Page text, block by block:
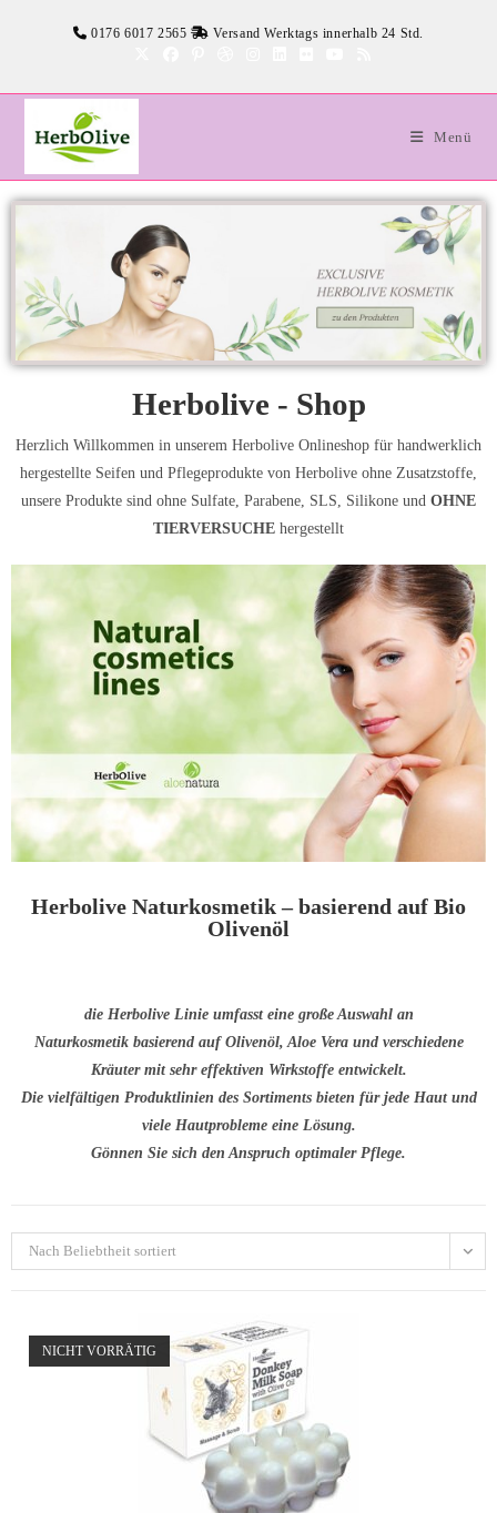
0176 6017 2565 Versand Werktags innerhalb 24 Std.
Menü
Herbolive - Shop
Herzlich Willkommen in unserem Herbolive Onlineshop für handwerklich
hergestellte Seifen und Pflegeprodukte von Herbolive ohne Zusatzstoffe,
unsere Produkte sind ohne Sulfate, Parabene, SLS, Silikone und OHNE
TIERVERSUCHE hergestellt
Herbolive Naturkosmetik – basierend auf Bio
Olivenöl
die Herbolive Linie umfasst eine große Auswahl an
Naturkosmetik basierend auf Olivenöl, Aloe Vera und verschiedene
Kräuter mit sehr effektiven Wirkstoffe entwickelt.
Die vielfältigen Produktlinien des Sortiments bieten für jede Haut und
viele Hautprobleme eine Lösung.
Gönnen Sie sich den Anspruch optimaler Pflege.
Nach Beliebtheit sortiert
NICHT VORRÄTIG